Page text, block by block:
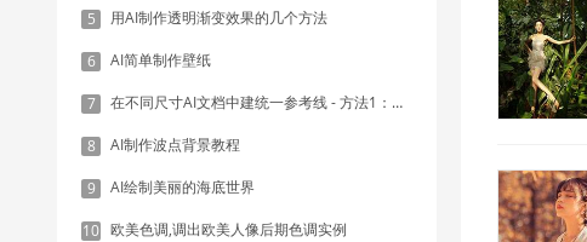
5 用AI制作透明渐变效果的几个方法
6 AI简单制作壁纸
7 在不同尺寸AI文档中建统一参考线 - 方法1：对齐和分布
8 AI制作波点背景教程
9 AI绘制美丽的海底世界
10 欧美色调,调出欧美人像后期色调实例